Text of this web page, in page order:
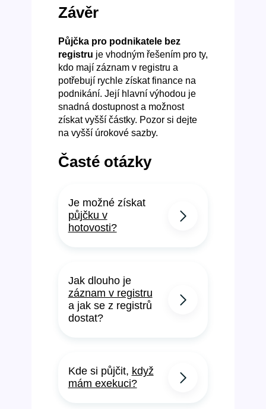
Závěr
Půjčka pro podnikatele bez
registru je vhodným řešením pro ty,
kdo mají záznam v registru a
potřebují rychle získat finance na
podnikání. Její hlavní výhodou je
snadná dostupnost a možnost
získat vyšší částky. Pozor si dejte
na vyšší úrokové sazby.
Časté otázky
Je možné získat
půjčku v
hotovosti?
Jak dlouho je
záznam v registru
a jak se z registrů
dostat?
Kde si půjčit, když
mám exekuci?